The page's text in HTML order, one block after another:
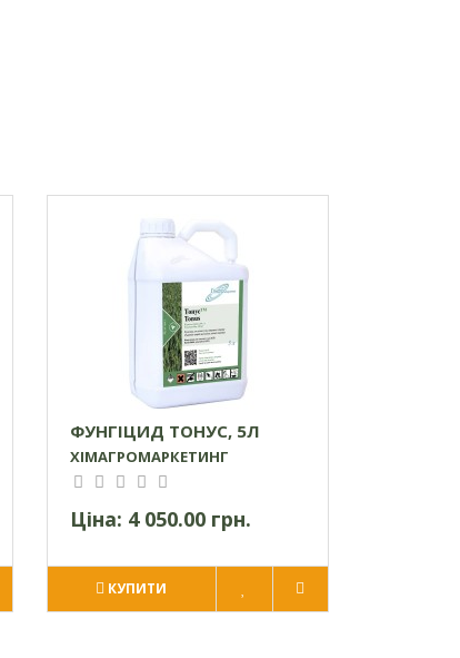
ФУНГІЦИД ТОНУС, 5Л
ХІМАГРОМАРКЕТИНГ
Ціна: 4 050.00 грн.
КУПИТИ